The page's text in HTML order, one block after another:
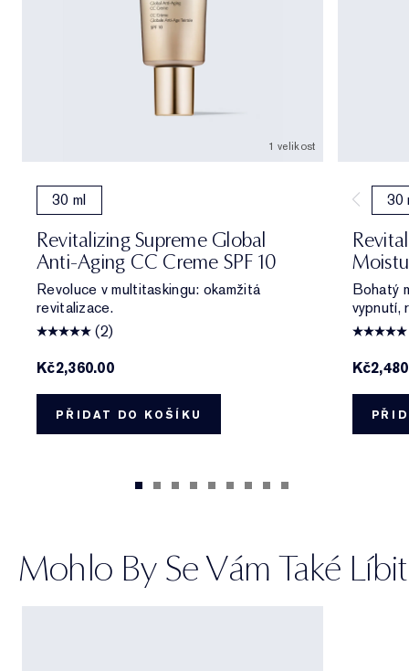
1 velikost
30 ml
Revitalizing Supreme Global
Anti-Aging CC Creme SPF 10
Revoluce v multitaskingu: okamžitá
revitalizace.
(2)
Kč2,360.00
PŘIDAT DO KOŠÍKU
30
Bohatý
vypnutí,
Mohlo By Se Vám Také Líbit